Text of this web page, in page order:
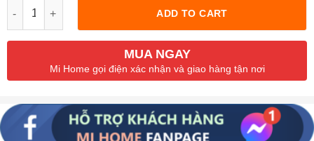
ADD TO CART
MUA NGAY
Mi Home gọi điện xác nhận và giao hàng tận nơi